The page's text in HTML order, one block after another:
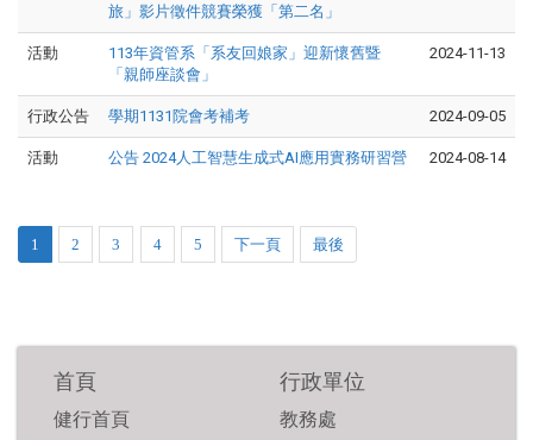
旅」影片徵件競賽榮獲「第二名」
活動
113年資管系「系友回娘家」迎新懷舊暨
「親師座談會」
2024-11-13
行政公告 學期1131院會考補考 2024-09-05
活動 公告 2024人工智慧生成式AI應用實務研習營 2024-08-14
1 2 3 4 5 下一頁 最後
首頁
健行首頁
行政單位
教務處